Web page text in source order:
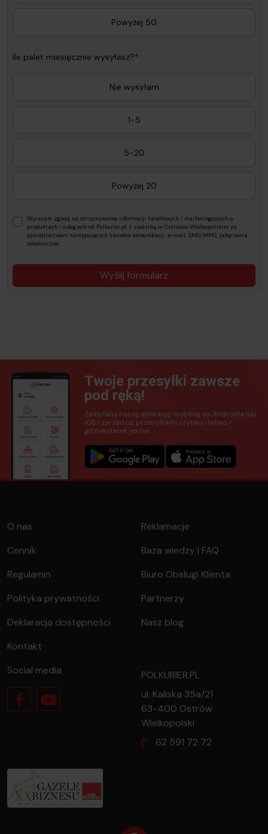
Powyżej 50
Ile palet miesięcznie wysyłasz?*
Nie wysyłam
1-5
5-20
Powyżej 20
Wyrażam zgodę na otrzymywanie informacji handlowych i marketingowych o
produktach i usługach od Polkurier.pl z siedzibą w Ostrowie Wielkopolskim za
pośrednictwem następujących kanałów komunikacji: e-mail, SMS/MMS, połączenia
telefoniczne.
Wyślij formularz
Twoje przesyłki zawsze
pod ręką!
Zainstaluj naszą aplikację mobilną na Androida lub
iOS i zarządzaj przesyłkami szybko i łatwo -
gdziekolwiek jesteś.
O nas
Cennik
Regulamin
Polityka prywatności
Deklaracja dostępności
Kontakt
Reklamacje
Baza wiedzy | FAQ
Biuro Obsługi Klienta
Partnerzy
Nasz blog
Social media
POLKURIER.PL
ul. Kaliska 35a/21
63-400 Ostrów
Wielkopolski
62 591 72 72